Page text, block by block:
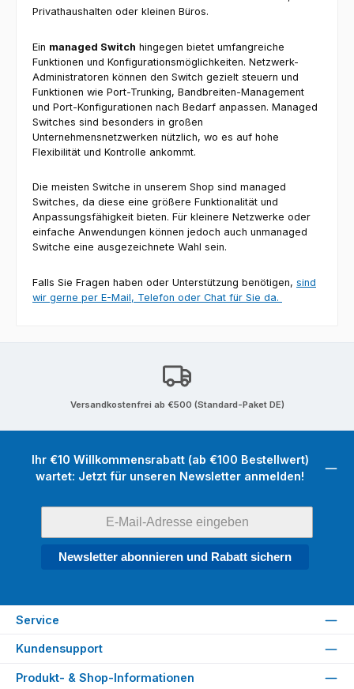
Privathaushalten oder kleinen Büros.
Ein managed Switch hingegen bietet umfangreiche
Funktionen und Konfigurationsmöglichkeiten. Netzwerk-
Administratoren können den Switch gezielt steuern und
Funktionen wie Port-Trunking, Bandbreiten-Management
und Port-Konfigurationen nach Bedarf anpassen. Managed
Switches sind besonders in großen
Unternehmensnetzwerken nützlich, wo es auf hohe
Flexibilität und Kontrolle ankommt.
Die meisten Switche in unserem Shop sind managed
Switches, da diese eine größere Funktionalität und
Anpassungsfähigkeit bieten. Für kleinere Netzwerke oder
einfache Anwendungen können jedoch auch unmanaged
Switche eine ausgezeichnete Wahl sein.
Falls Sie Fragen haben oder Unterstützung benötigen, sind
wir gerne per E-Mail, Telefon oder Chat für Sie da.
Versandkostenfrei ab €500 (Standard-Paket DE)
Ihr €10 Willkommensrabatt (ab €100 Bestellwert)
wartet: Jetzt für unseren Newsletter anmelden!
Newsletter abonnieren und Rabatt sichern
Service
Kundensupport
Produkt- & Shop-Informationen